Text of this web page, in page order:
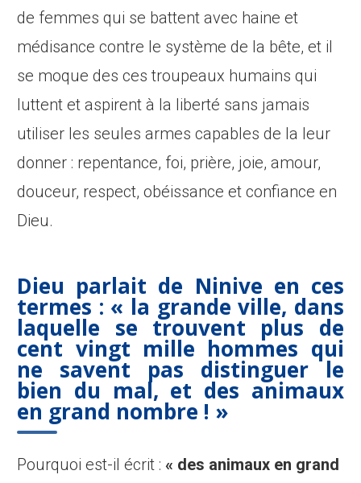
de femmes qui se battent avec haine et
médisance contre le système de la bête, et il
se moque des ces troupeaux humains qui
luttent et aspirent à la liberté sans jamais
utiliser les seules armes capables de la leur
donner : repentance, foi, prière, joie, amour,
douceur, respect, obéissance et confiance en
Dieu.
Dieu parlait de Ninive en ces
termes : « la grande ville, dans
laquelle se trouvent plus de
cent vingt mille hommes qui
ne savent pas distinguer le
bien du mal, et des animaux
en grand nombre ! »
Pourquoi est-il écrit :« des animaux en grand